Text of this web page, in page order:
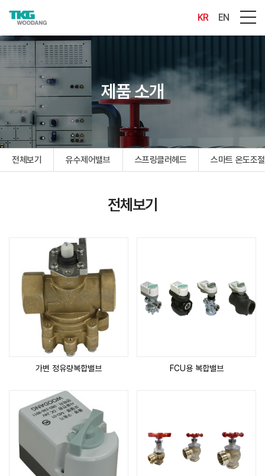
KR EN
제품 소개
전체보기 유수제어밸브 스프링클러헤드 스마트 온도조
전체보기
가변 정유량복합밸브 FCU용 복합밸브